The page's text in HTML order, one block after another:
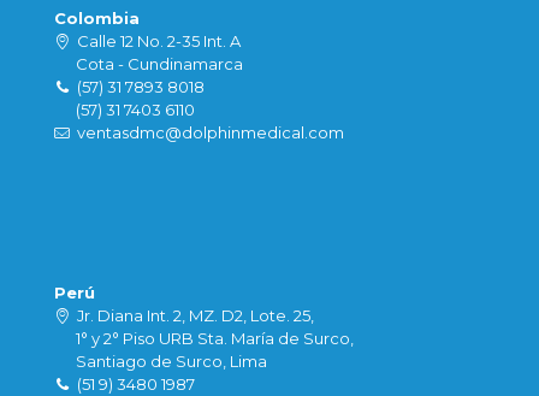
Colombia
Calle 12 No. 2-35 Int. A
Cota - Cundinamarca
(57) 31 7893 8018
(57) 31 7403 6110
ventasdmc@dolphinmedical.com
Perú
Jr. Diana Int. 2, MZ. D2, Lote. 25,
1° y 2° Piso URB Sta. María de Surco,
Santiago de Surco, Lima
(51 9) 3480 1987